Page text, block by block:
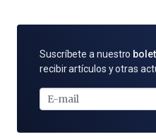
SUSCRÍBETE
POR
MAIL
Suscríbete a nuestro
recibir artículos y otras